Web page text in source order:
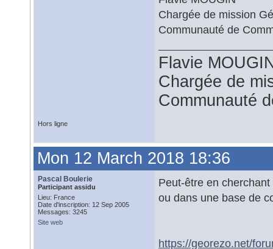
Chargée de mission
Communauté de
Flavie
Chargée de
Communauté
Hors ligne
Mon 12 March 2018 18:36
Pascal Boulerie
Participant assidu
Lieu: France
Date d'inscription: 12 Sep 2005
Messages: 3245
Site web
Peut-être en
ou dans une base de
https://georezo.net/